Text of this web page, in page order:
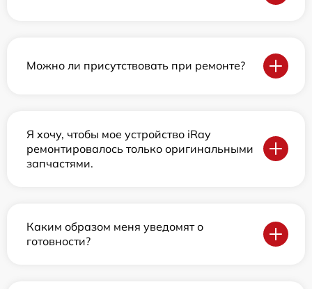
Можно ли присутствовать при ремонте?
Я хочу, чтобы мое устройство iRay
ремонтировалось только оригинальными
запчастями.
Каким образом меня уведомят о
готовности?